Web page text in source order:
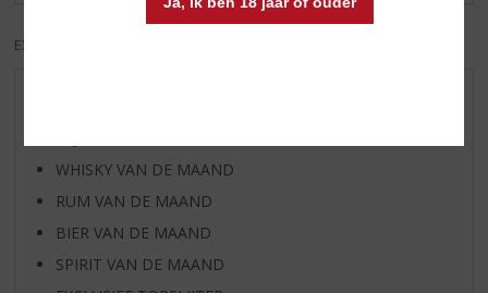
EXCL. BTW
WHISKY VAN DE MAAND
RUM VAN DE MAAND
BIER VAN DE MAAND
SPIRIT VAN DE MAAND